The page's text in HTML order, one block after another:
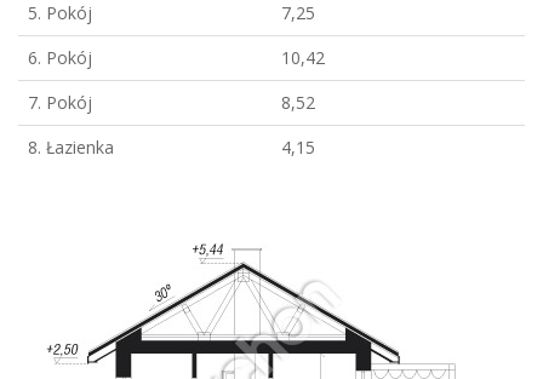
5. Pokój
7,25
6. Pokój
10,42
7. Pokój
8,52
8. Łazienka
4,15